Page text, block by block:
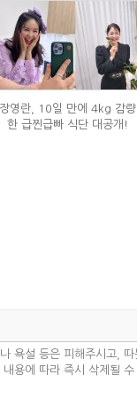
장영란, 10일 만에 4kg 감량
한 급찐급빠 식단 대공개!